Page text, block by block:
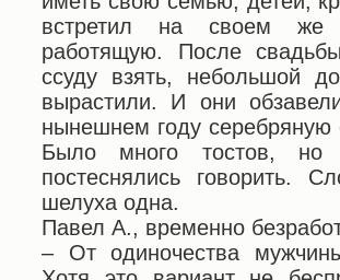
встретил на своем же
работящую. После
ссуду взять, небольшой
вырастили. И они
нынешнем году серебряную
Было много тостов,
постеснялись говорить.
шелуха одна.
Павел А., временно
– От одиночества